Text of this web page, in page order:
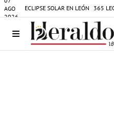
AGO
2026
ECLIPSE SOLAR EN LEÓN 365